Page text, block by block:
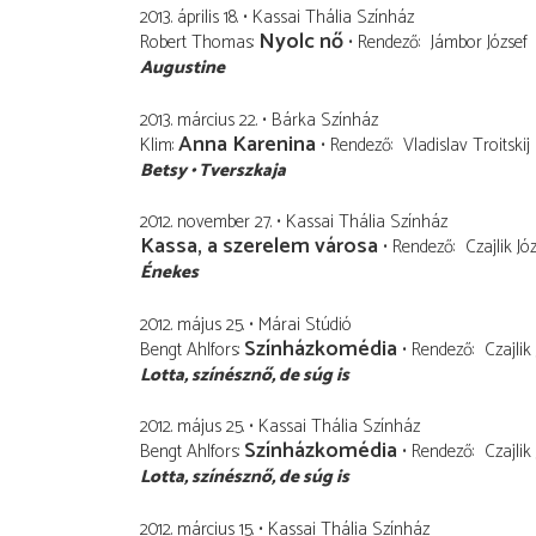
2013. április 18. Kassai Thália Színház
Robert Thomas Nyolc nő Rendező Jámbor József
Augustine
2013. március 22. Bárka Színház
Klim Anna Karenina Rendező Vladislav Troitskij
Betsy Tverszkaja
2012. november 27. Kassai Thália Színház
Kassa, a szerelem városa Rendező Czajlik
Énekes
2012. május 25. Márai Stúdió
Bengt Ahlfors Színházkomédia Rendező Czajlik
Lotta színésznő, de súg is
2012. május 25. Kassai Thália Színház
Bengt Ahlfors Színházkomédia Rendező Czajlik
Lotta színésznő, de súg is
2012. március 15. Kassai Thália Színház